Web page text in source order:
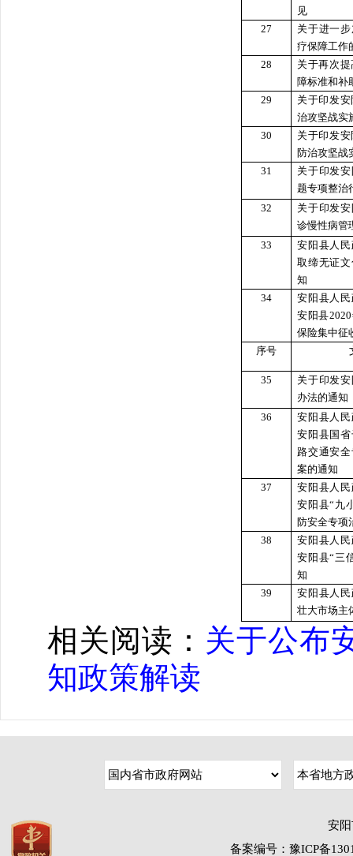
见
27
关于进一
疗保障工作
28
关于再次
障标准和补
29
关于印发
治攻坚战实
30
关于印发
防治攻坚战
31
关于印发
题专项整治
32
关于印发
诊慢性病管
33
安阳县人
取缔无证
知
34
安阳县人
安阳县
保险集中征
序号
35
关于印发
办法的通知
36
安阳县人
安阳县国
路交通安
案的通知
37
安阳县人
安阳县“九
防安全专项
38
安阳县人
安阳县“三
知
39
安阳县人
壮大市场主
相关阅读： 关于公布
知政策解读
安
备案编号：豫ICP备